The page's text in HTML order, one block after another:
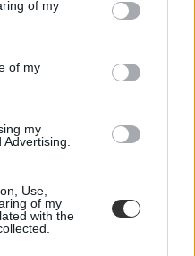
of my
of my
my
Use,
of my
with the